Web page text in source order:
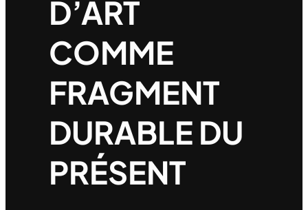
D’ART
COMME
FRAGMENT
DURABLE DU
PRÉSENT